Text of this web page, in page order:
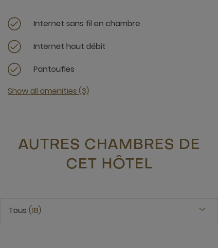
Internet sans fil en chambre
Internet haut débit
Pantoufles
Show all amenities (3)
AUTRES CHAMBRES DE
CET HÔTEL
Tous 18